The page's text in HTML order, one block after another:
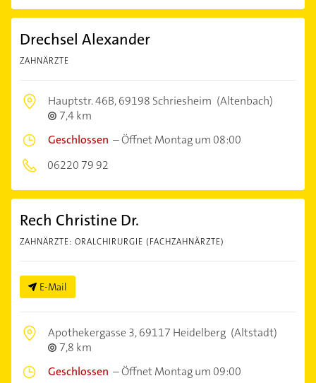
Drechsel Alexander
ZAHNÄRZTE
Hauptstr. 46B,69198 Schriesheim (Altenbach)
7,4 km
Geschlossen –Öffnet Montag um 08:00
06220 79 92
Rech Christine Dr.
ZAHNÄRZTE: ORALCHIRURGIE (FACHZAHNÄRZTE)
E-Mail
Apothekergasse 3,69117 Heidelberg (Altstadt)
7,8 km
Geschlossen –Öffnet Montag um 09:00